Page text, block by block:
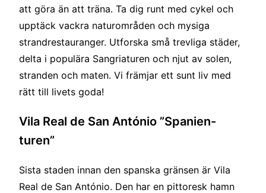
att göra än att träna. Ta dig runt med cykel och
upptäck vackra naturområden och mysiga
strandrestauranger. Utforska små trevliga städer,
delta i populära Sangriaturen och njut av solen,
stranden och maten. Vi främjar ett sunt liv med
rätt till livets goda!
Vila Real de San António ”Spanien-
turen”
Sista staden innan den spanska gränsen är Vila
Real de San António. Den har en pittoresk hamn